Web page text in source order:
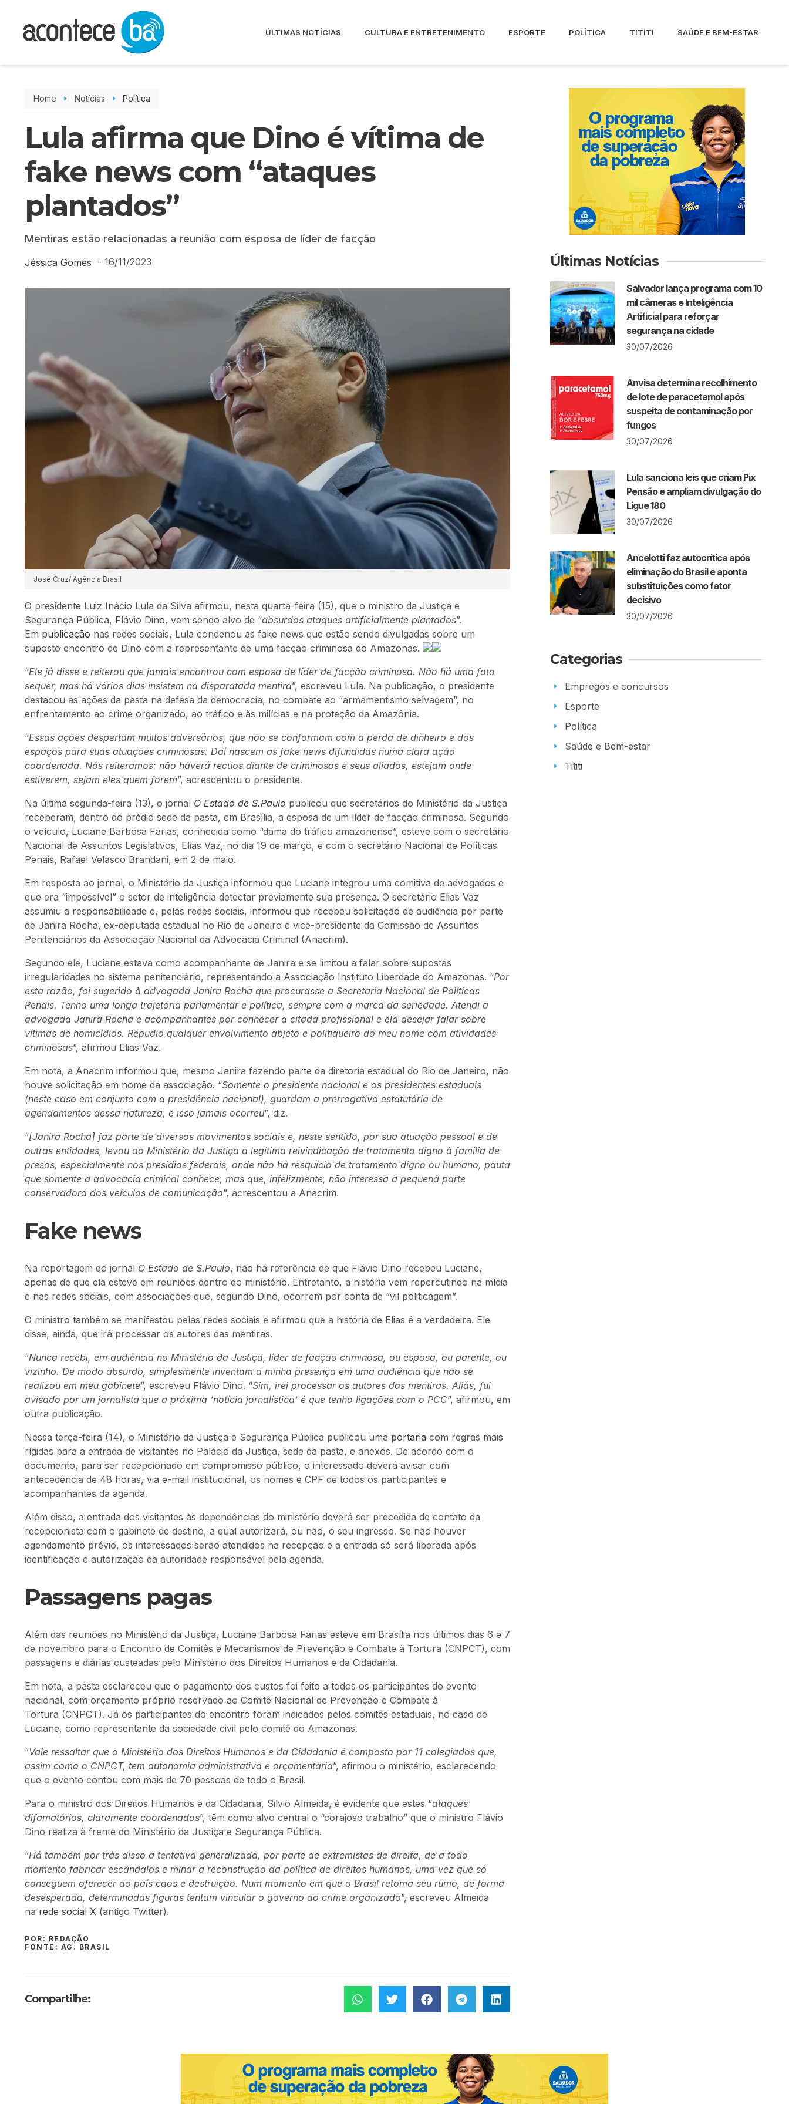
ÚLTIMAS NOTÍCIAS CULTURA E ENTRETENIMENTO ESPORTE POLÍTICA TITITI SAÚDE E BEM-ESTAR
Home Notícias Política
Lula afirma que Dino é vítima de
fake news com “ataques
plantados”
Mentiras estão relacionadas a reunião com esposa de líder de facção
Jéssica Gomes - 16/11/2023
José Cruz/ Agência Brasil
O presidente Luiz Inácio Lula da Silva afirmou, nesta quarta-feira (15), que o ministro da Justiça e
Segurança Pública, Flávio Dino, vem sendo alvo de “absurdos ataques artificialmente plantados”.
Em publicação nas redes sociais, Lula condenou as fake news que estão sendo divulgadas sobre um
suposto encontro de Dino com a representante de uma facção criminosa do Amazonas.
“Ele já disse e reiterou que jamais encontrou com esposa de líder de facção criminosa. Não há uma foto
sequer, mas há vários dias insistem na disparatada mentira”, escreveu Lula. Na publicação, o presidente
destacou as ações da pasta na defesa da democracia, no combate ao “armamentismo selvagem”, no
enfrentamento ao crime organizado, ao tráfico e às milícias e na proteção da Amazônia.
“Essas ações despertam muitos adversários, que não se conformam com a perda de dinheiro e dos
espaços para suas atuações criminosas. Daí nascem as fake news difundidas numa clara ação
coordenada. Nós reiteramos: não haverá recuos diante de criminosos e seus aliados, estejam onde
estiverem, sejam eles quem forem”, acrescentou o presidente.
Na última segunda-feira (13), o jornal O Estado de S.Paulo publicou que secretários do Ministério da Justiça
receberam, dentro do prédio sede da pasta, em Brasília, a esposa de um líder de facção criminosa. Segundo
o veículo, Luciane Barbosa Farias, conhecida como “dama do tráfico amazonense”, esteve com o secretário
Nacional de Assuntos Legislativos, Elias Vaz, no dia 19 de março, e com o secretário Nacional de Políticas
Penais, Rafael Velasco Brandani, em 2 de maio.
Em resposta ao jornal, o Ministério da Justiça informou que Luciane integrou uma comitiva de advogados e
que era “impossível” o setor de inteligência detectar previamente sua presença. O secretário Elias Vaz
assumiu a responsabilidade e, pelas redes sociais, informou que recebeu solicitação de audiência por parte
de Janira Rocha, ex-deputada estadual no Rio de Janeiro e vice-presidente da Comissão de Assuntos
Penitenciários da Associação Nacional da Advocacia Criminal (Anacrim).
Segundo ele, Luciane estava como acompanhante de Janira e se limitou a falar sobre supostas
irregularidades no sistema penitenciário, representando a Associação Instituto Liberdade do Amazonas. “Por
esta razão, foi sugerido à advogada Janira Rocha que procurasse a Secretaria Nacional de Políticas
Penais. Tenho uma longa trajetória parlamentar e política, sempre com a marca da seriedade. Atendi a
advogada Janira Rocha e acompanhantes por conhecer a citada profissional e ela desejar falar sobre
vítimas de homicídios. Repudio qualquer envolvimento abjeto e politiqueiro do meu nome com atividades
criminosas”, afirmou Elias Vaz.
Em nota, a Anacrim informou que, mesmo Janira fazendo parte da diretoria estadual do Rio de Janeiro, não
houve solicitação em nome da associação. “Somente o presidente nacional e os presidentes estaduais
(neste caso em conjunto com a presidência nacional), guardam a prerrogativa estatutária de
agendamentos dessa natureza, e isso jamais ocorreu”, diz.
“[Janira Rocha] faz parte de diversos movimentos sociais e, neste sentido, por sua atuação pessoal e de
outras entidades, levou ao Ministério da Justiça a legítima reivindicação de tratamento digno à família de
presos, especialmente nos presídios federais, onde não há resquício de tratamento digno ou humano, pauta
que somente a advocacia criminal conhece, mas que, infelizmente, não interessa à pequena parte
conservadora dos veículos de comunicação”, acrescentou a Anacrim.
Fake news
Na reportagem do jornal O Estado de S.Paulo, não há referência de que Flávio Dino recebeu Luciane,
apenas de que ela esteve em reuniões dentro do ministério. Entretanto, a história vem repercutindo na mídia
e nas redes sociais, com associações que, segundo Dino, ocorrem por conta de “vil politicagem”.
O ministro também se manifestou pelas redes sociais e afirmou que a história de Elias é a verdadeira. Ele
disse, ainda, que irá processar os autores das mentiras.
“Nunca recebi, em audiência no Ministério da Justiça, líder de facção criminosa, ou esposa, ou parente, ou
vizinho. De modo absurdo, simplesmente inventam a minha presença em uma audiência que não se
realizou em meu gabinete”, escreveu Flávio Dino. “Sim, irei processar os autores das mentiras. Aliás, fui
avisado por um jornalista que a próxima ‘notícia jornalística’ é que tenho ligações com o PCC”, afirmou, em
outra publicação.
Nessa terça-feira (14), o Ministério da Justiça e Segurança Pública publicou uma portaria com regras mais
rígidas para a entrada de visitantes no Palácio da Justiça, sede da pasta, e anexos. De acordo com o
documento, para ser recepcionado em compromisso público, o interessado deverá avisar com
antecedência de 48 horas, via e-mail institucional, os nomes e CPF de todos os participantes e
acompanhantes da agenda.
Além disso, a entrada dos visitantes às dependências do ministério deverá ser precedida de contato da
recepcionista com o gabinete de destino, a qual autorizará, ou não, o seu ingresso. Se não houver
agendamento prévio, os interessados serão atendidos na recepção e a entrada só será liberada após
identificação e autorização da autoridade responsável pela agenda.
Passagens pagas
Além das reuniões no Ministério da Justiça, Luciane Barbosa Farias esteve em Brasília nos últimos dias 6 e 7
de novembro para o Encontro de Comitês e Mecanismos de Prevenção e Combate à Tortura (CNPCT), com
passagens e diárias custeadas pelo Ministério dos Direitos Humanos e da Cidadania.
Em nota, a pasta esclareceu que o pagamento dos custos foi feito a todos os participantes do evento
nacional, com orçamento próprio reservado ao Comitê Nacional de Prevenção e Combate à
Tortura (CNPCT). Já os participantes do encontro foram indicados pelos comitês estaduais, no caso de
Luciane, como representante da sociedade civil pelo comitê do Amazonas.
“Vale ressaltar que o Ministério dos Direitos Humanos e da Cidadania é composto por 11 colegiados que,
assim como o CNPCT, tem autonomia administrativa e orçamentária”, afirmou o ministério, esclarecendo
que o evento contou com mais de 70 pessoas de todo o Brasil.
Para o ministro dos Direitos Humanos e da Cidadania, Silvio Almeida, é evidente que estes “ataques
difamatórios, claramente coordenados”, têm como alvo central o “corajoso trabalho” que o ministro Flávio
Dino realiza à frente do Ministério da Justiça e Segurança Pública.
“Há também por trás disso a tentativa generalizada, por parte de extremistas de direita, de a todo
momento fabricar escândalos e minar a reconstrução da política de direitos humanos, uma vez que só
conseguem oferecer ao país caos e destruição. Num momento em que o Brasil retoma seu rumo, de forma
desesperada, determinadas figuras tentam vincular o governo ao crime organizado”, escreveu Almeida
na rede social X (antigo Twitter).
POR: REDAÇÃO
FONTE: AG. BRASIL
Compartilhe:
Últimas Notícias
Salvador lança programa com 10
mil câmeras e Inteligência
Artificial para reforçar
segurança na cidade
30/07/2026
Anvisa determina recolhimento
de lote de paracetamol após
suspeita de contaminação por
fungos
30/07/2026
Lula sanciona leis que criam Pix
Pensão e ampliam divulgação do
Ligue 180
30/07/2026
Ancelotti faz autocrítica após
eliminação do Brasil e aponta
substituições como fator
decisivo
30/07/2026
Categorias
Empregos e concursos
Esporte
Política
Saúde e Bem-estar
Tititi